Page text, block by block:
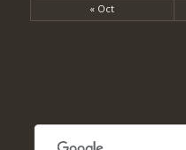
« Oct